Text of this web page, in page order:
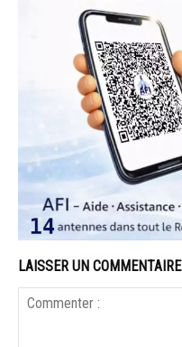
LAISSER UN COMMENTAIRE